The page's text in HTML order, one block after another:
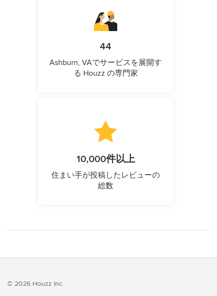
44
Ashburn, VAでサービスを展開す
る Houzz の専門家
10,000件以上
住まい手が投稿したレビューの
総数
© 2026 Houzz Inc.